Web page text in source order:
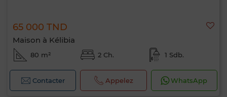
65 000 TND
Maison à Kélibia
80 m² 2 Ch. 1 Sdb.
Contacter Appelez WhatsApp